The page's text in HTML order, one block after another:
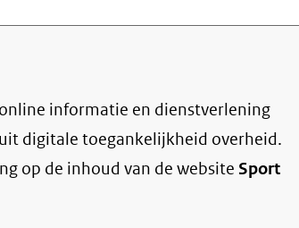
digitale toegankelijkheid overheid.
op de inhoud van de website Sport